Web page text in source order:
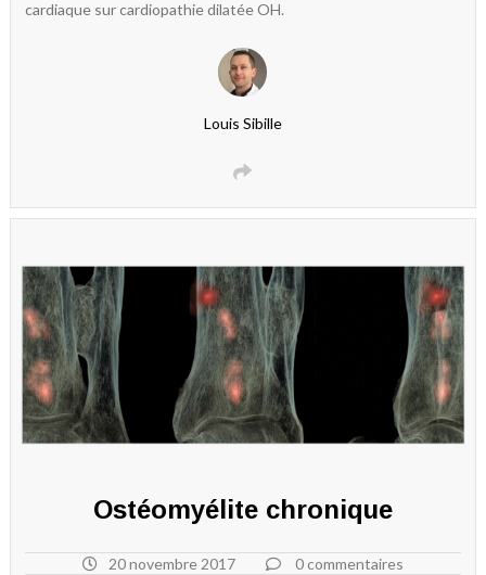
cardiaque sur cardiopathie dilatée OH.
Louis Sibille
Ostéomyélite chronique
20 novembre 2017 0 commentaires